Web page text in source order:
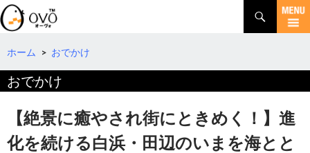
検
索
コ
テ
ツ
へ
ホーム > おでかけ
おでかけ
【絶景に癒やされ街にときめく！】進
化を続ける白浜・田辺のいまを海とと